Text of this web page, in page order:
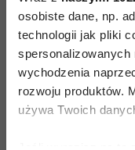
osobiste dane, np.
technologii jak pliki
wychodzenia
rozwoju produktów.
używa Twoich